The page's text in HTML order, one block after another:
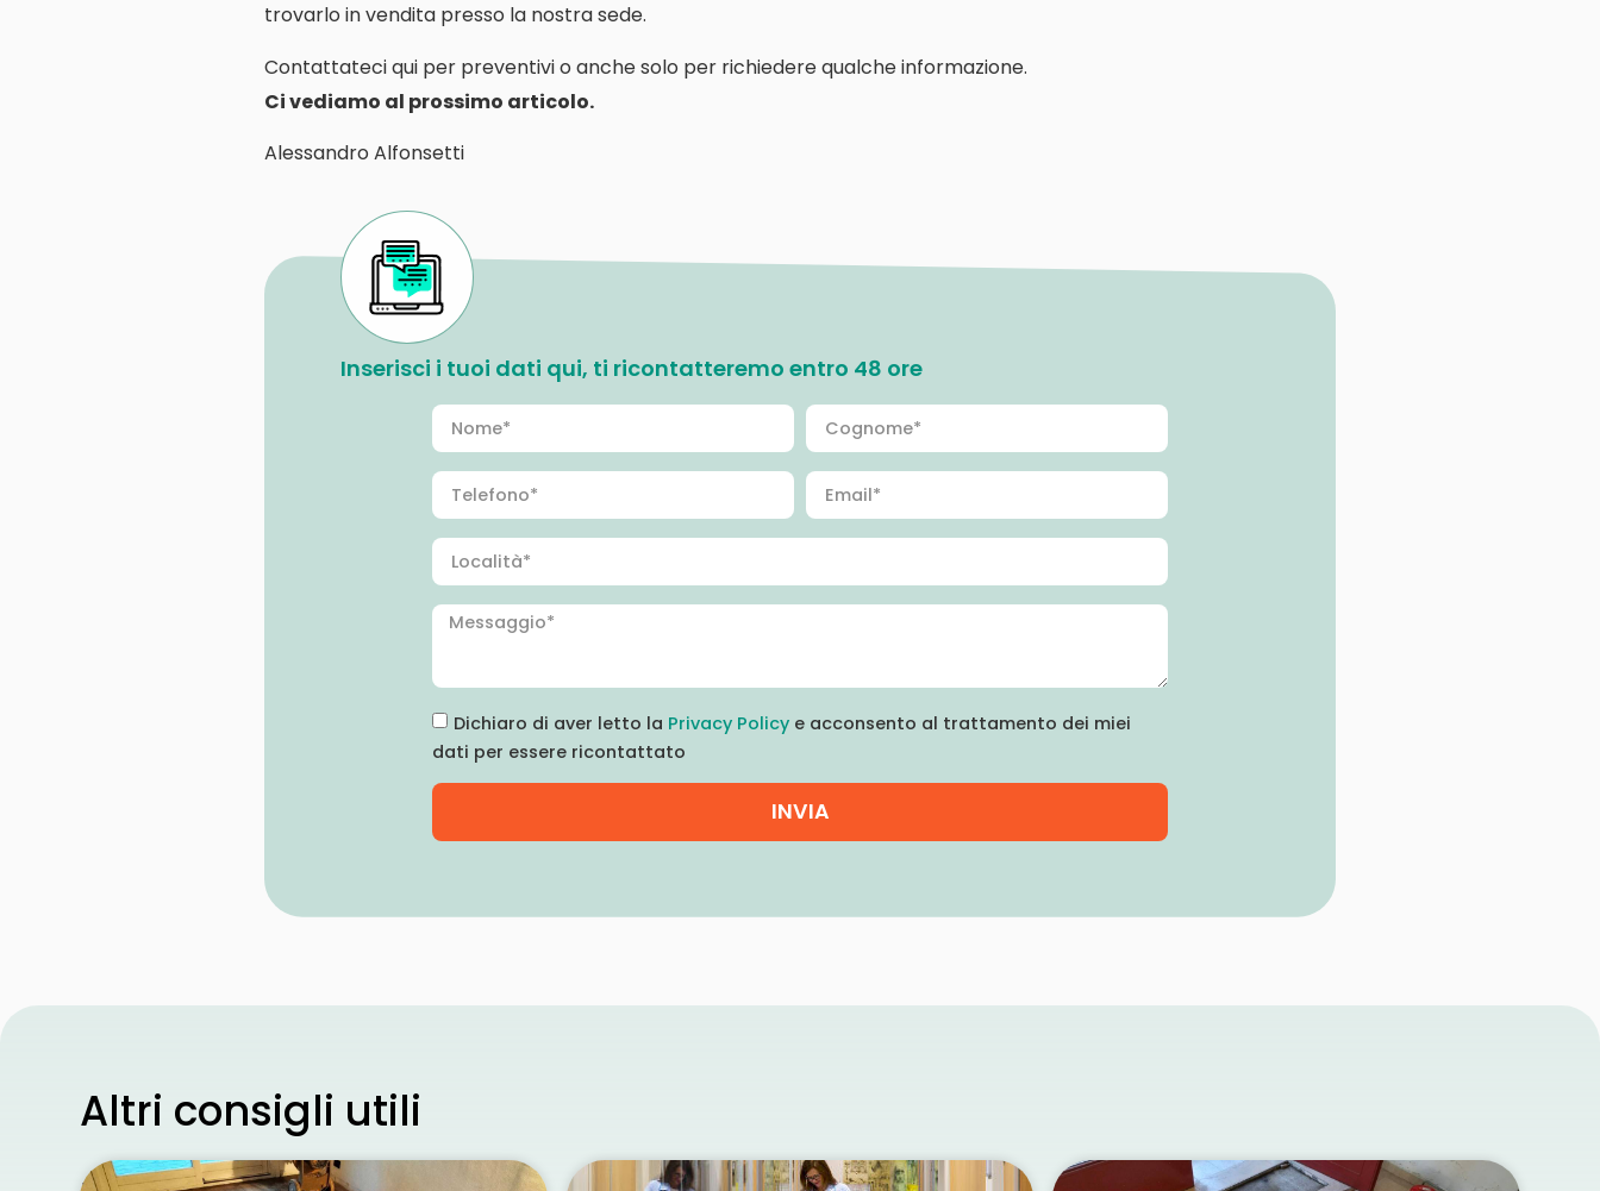
trovarlo in vendita presso la nostra sede.
Contattateci qui per preventivi o anche solo per richiedere qualche informazione.
Ci vediamo al prossimo articolo.
Alessandro Alfonsetti
Inserisci i tuoi dati qui, ti ricontatteremo entro 48 ore
Dichiaro di aver letto la Privacy Policy e acconsento al trattamento dei miei
dati per essere ricontattato
INVIA
Altri consigli utili